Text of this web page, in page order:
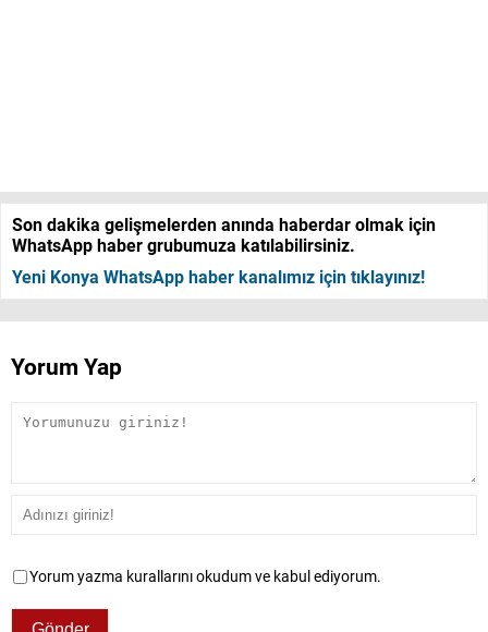
Son dakika gelişmelerden anında haberdar olmak için
WhatsApp haber grubumuza katılabilirsiniz.
Yeni Konya WhatsApp haber kanalımız için tıklayınız!
Yorum Yap
Yorum yazma kurallarını okudum ve kabul ediyorum.